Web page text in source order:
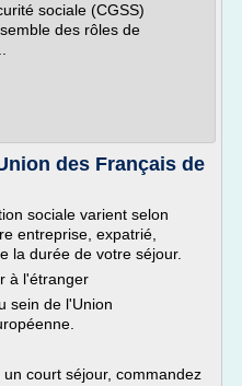
sociale (CGSS)
des rôles de
des Français de
sociale varient selon
entreprise, expatrié,
la durée de votre séjour.
à l'étranger
sein de l'Union
court séjour, commandez